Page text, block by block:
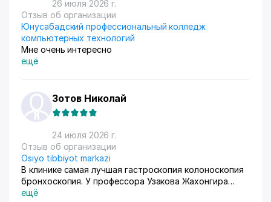
само по себе
26 июля 2026 г.
Отзыв об организации
Юнусабадский профессиональный колледж
компьютерных технологий
Мне очень интересно
ещё
Зотов Николай
24 июля 2026 г.
Отзыв об организации
Osiyo tibbiyot markazi
В клинике самая лучшая гастроскопия колоноскопия
бронхоскопия. У профессора Узакова Жахонгира
Низамовича.
ещё